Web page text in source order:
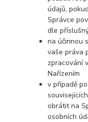
údajů,
Správce
dle
na účinnou
vaše práva
zpracování
Nařízením
v případě
obrátit na
osobních